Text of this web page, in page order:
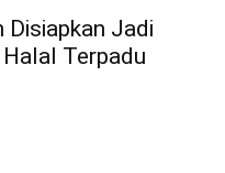
Disiapkan Jadi
Terpadu